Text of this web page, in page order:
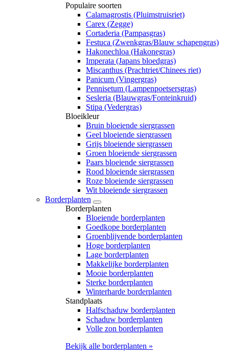
Populaire soorten
Calamagrostis (Pluimstruisriet)
Carex (Zegge)
Cortaderia (Pampasgras)
Festuca (Zwenkgras/Blauw schapengras)
Hakonechloa (Hakonegras)
Imperata (Japans bloedgras)
Miscanthus (Prachtriet/Chinees riet)
Panicum (Vingergras)
Pennisetum (Lampenpoetsersgras)
Sesleria (Blauwgras/Fonteinkruid)
Stipa (Vedergras)
Bloeikleur
Bruin bloeiende siergrassen
Geel bloeiende siergrassen
Grijs bloeiende siergrassen
Groen bloeiende siergrassen
Paars bloeiende siergrassen
Rood bloeiende siergrassen
Roze bloeiende siergrassen
Wit bloeiende siergrassen
Borderplanten
Borderplanten
Bloeiende borderplanten
Goedkope borderplanten
Groenblijvende borderplanten
Hoge borderplanten
Lage borderplanten
Makkelijke borderplanten
Mooie borderplanten
Sterke borderplanten
Winterharde borderplanten
Standplaats
Halfschaduw borderplanten
Schaduw borderplanten
Volle zon borderplanten
Bekijk alle borderplanten »